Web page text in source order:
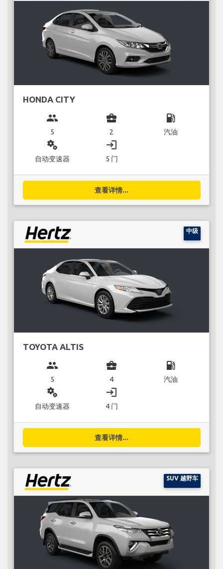
HONDA CITY
group
5
business_center
2
local_gas_station
汽油
miscellaneous_services
自动变速器
login
5 门
查看详情...
中级
TOYOTA ALTIS
group
5
business_center
4
local_gas_station
汽油
miscellaneous_services
自动变速器
login
4 门
查看详情...
SUV 越野车